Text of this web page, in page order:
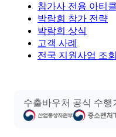
참가사 전용 아티클
박람회 참가 전략
박람회 상식
고객 사례
전국 지원사업 조회
수출바우처 공식 수행